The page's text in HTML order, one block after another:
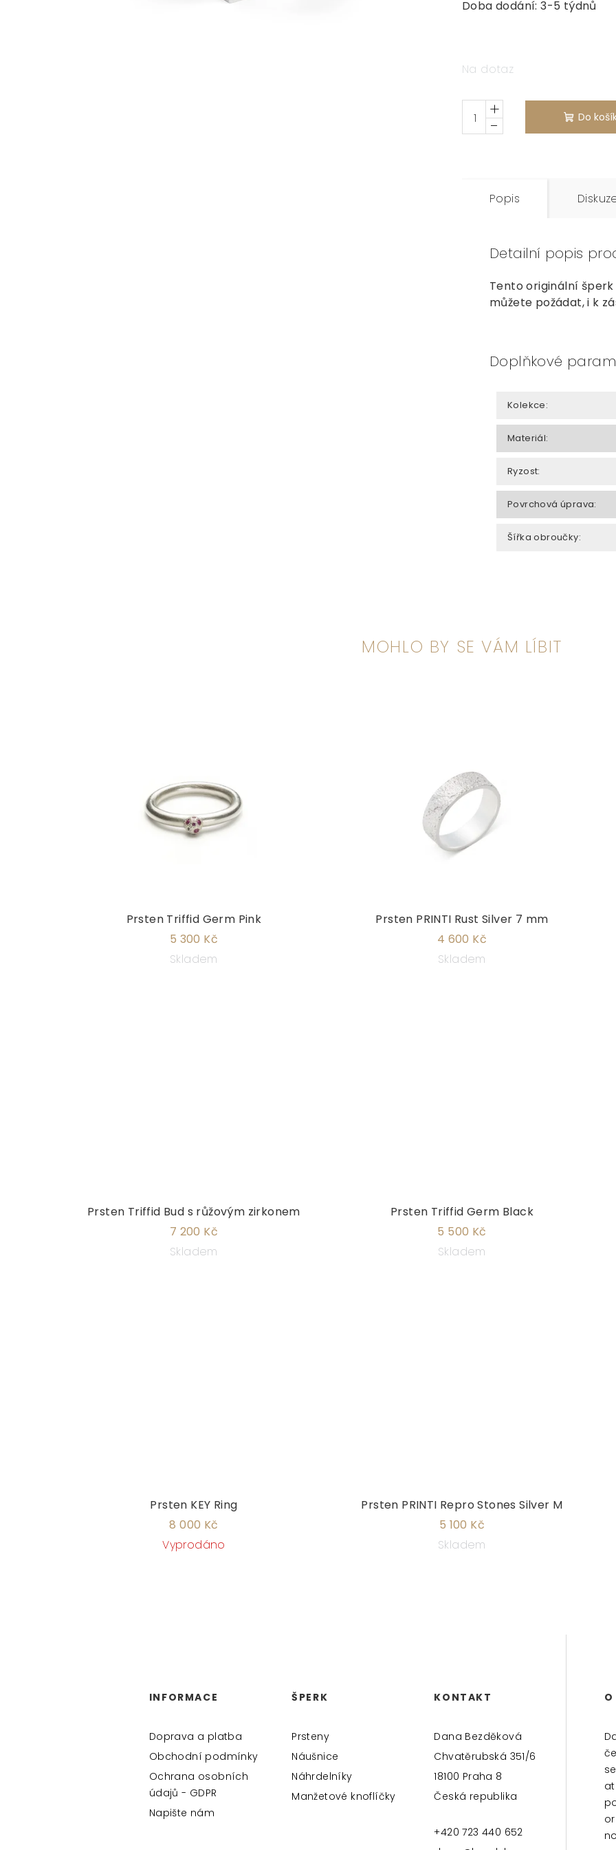
Doba dodání: 3-5 týdnů
Na dotaz
+
− Do
Popis
Detailní popis
Tento originální
můžete požádat, i k
Doplňkové
Kolekce:
Materiál:
Ryzost:
Povrchová úprava:
Šířka obroučky:
MOHLO BY SE VÁM LÍBIT
Prsten Triffid Germ Pink
5 300 Kč
Skladem
Prsten PRINTI Rust Silver 7 mm
4 600 Kč
Skladem
Prsten Triffid Bud s růžovým zirkonem
7 200 Kč
Skladem
Prsten Triffid Germ Black
5 500 Kč
Skladem
Prsten KEY Ring
8 000 Kč
Vyprodáno
Prsten PRINTI Repro Stones Silver M
5 100 Kč
Skladem
INFORMACE
Doprava a platba
Obchodní podmínky
Ochrana osobních
údajů - GDPR
Napište nám
ŠPERK
Prsteny
Náušnice
Náhrdelníky
Manžetové knoflíčky
KONTAKT
Dana Bezděková
Chvatěrubská 351/6
18100 Praha 8
Česká republika
+420 723 440 652